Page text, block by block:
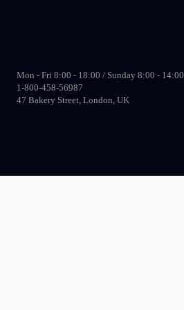
Mon - Fri 8:00 - 18:00 / Sunday 8:00 - 14:00
1-800-458-56987
47 Bakery Street, London, UK